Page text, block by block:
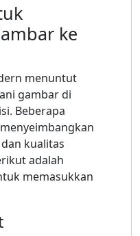
ke
menuntut
gambar di
Beberapa
kualitas
adalah
memasukkan